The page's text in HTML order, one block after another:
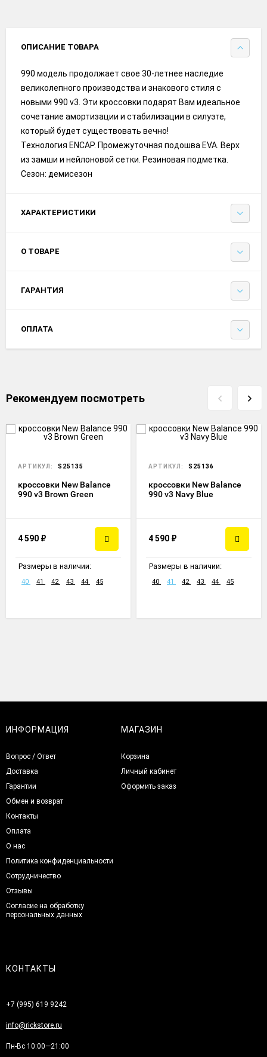
ОПИСАНИЕ ТОВАРА
990 модель продолжает свое 30-летнее наследие
великолепного производства и знакового стиля с
новыми 990 v3. Эти кроссовки подарят Вам идеальное
сочетание амортизации и стабилизации в силуэте,
который будет существовать вечно!
Технология ENCAP. Промежуточная подошва EVA. Верх
из замши и нейлоновой сетки. Резиновая подметка.
Сезон: демисезон
ХАРАКТЕРИСТИКИ
О ТОВАРЕ
ГАРАНТИЯ
ОПЛАТА
Рекомендуем посмотреть
АРТИКУЛ: S25135
кроссовки New Balance
990 v3 Brown Green
4 590 ₽
Размеры в наличии:
40 41 42 43 44 45
АРТИКУЛ: S25136
кроссовки New Balance
990 v3 Navy Blue
4 590 ₽
Размеры в наличии:
40 41 42 43 44 45
ИНФОРМАЦИЯ
Вопрос / Ответ
Доставка
Гарантии
Обмен и возврат
Контакты
Оплата
О нас
Политика конфиденциальности
Сотрудничество
Отзывы
Согласие на обработку
персональных данных
МАГАЗИН
Корзина
Личный кабинет
Оформить заказ
КОНТАКТЫ
+7 (995) 619 9242
info@rickstore.ru
Пн-Вс 10:00—21:00